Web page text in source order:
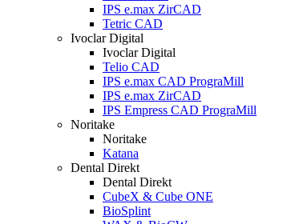
IPS e.max ZirCAD
Tetric CAD
Ivoclar Digital
Ivoclar Digital
Telio CAD
IPS e.max CAD PrograMill
IPS e.max ZirCAD
IPS Empress CAD PrograMill
Noritake
Noritake
Katana
Dental Direkt
Dental Direkt
CubeX & Cube ONE
BioSplint